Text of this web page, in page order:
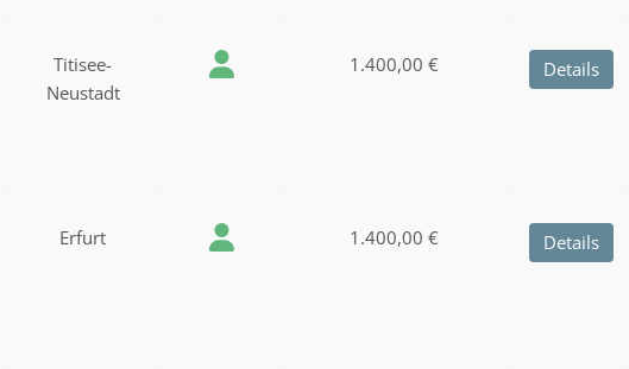
Titisee-
Neustadt
1.400,00 € Details
Erfurt 1.400,00 € Details